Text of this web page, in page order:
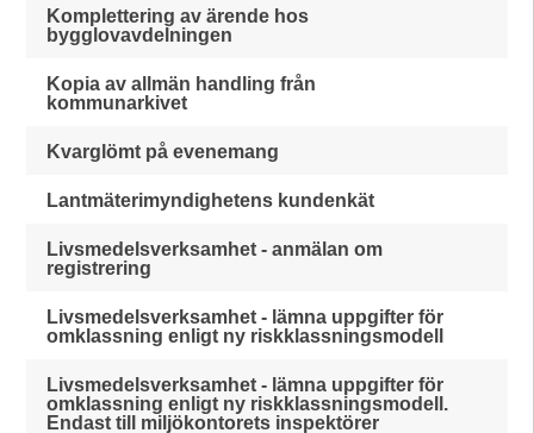
Komplettering av ärende hos
bygglovavdelningen
Kopia av allmän handling från
kommunarkivet
Kvarglömt på evenemang
Lantmäterimyndighetens kundenkät
Livsmedelsverksamhet - anmälan om
registrering
Livsmedelsverksamhet - lämna uppgifter för
omklassning enligt ny riskklassningsmodell
Livsmedelsverksamhet - lämna uppgifter för
omklassning enligt ny riskklassningsmodell.
Endast till miljökontorets inspektörer